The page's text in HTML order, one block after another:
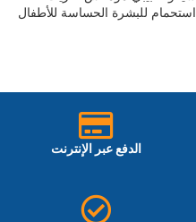
استحمام للبشرة الحساسة للأطفال
الدفع عبر الإنترنت